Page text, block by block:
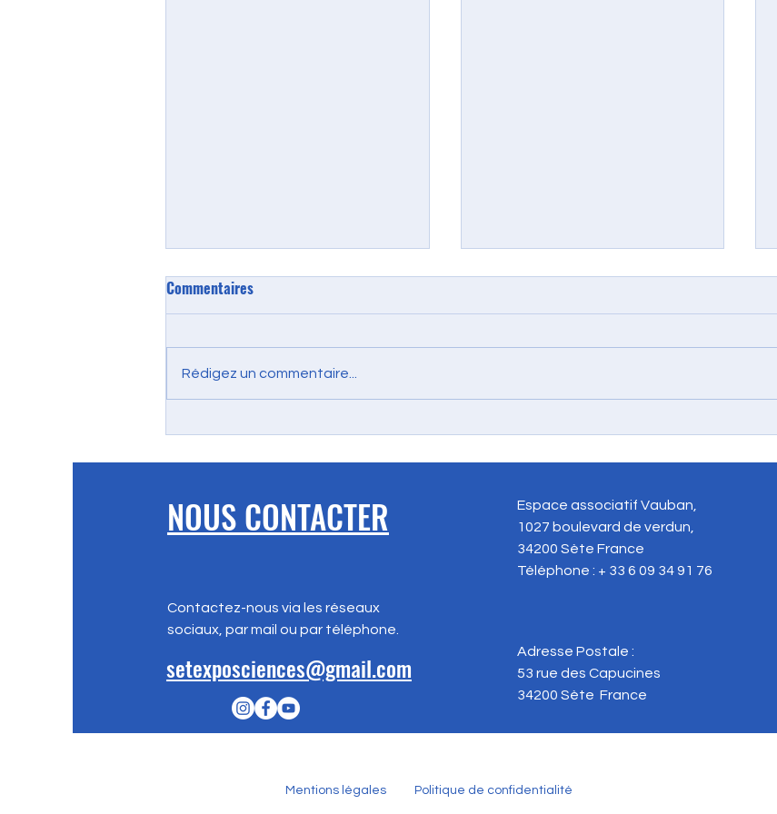
Expo 2024 : Jour 1
Les hippocampes de l’Étang de
Commentaires
Rédigez un commentaire...
NOUS CONTACTER
Espace associatif Vauban,
1027 boulevard de verdun,
34200 Sète France
Téléphone : + 33 6 09 34 91 76
Contactez-nous via les réseaux
sociaux, par mail ou par téléphone.
setexposciences@gmail.com
Adresse Postale :
53 rue des Capucines
34200 Sète France
Mentions légales Politique de confidentialité